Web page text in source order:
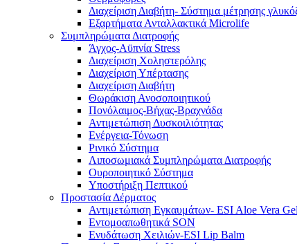
Διαχείριση Διαβήτη- Σύστημα μέτρησης
Εξαρτήματα Ανταλλακτικά Microlife
Συμπληρώματα Διατροφής
Άγχος-Αϋπνία Stress
Διαχείριση Χοληστερόλης
Διαχείριση Υπέρτασης
Διαχείριση Διαβήτη
Θωράκιση Ανοσοποιητικού
Πονόλαιμος-Βήχας-Βραχνάδα
Αντιμετώπιση Δυσκοιλιότητας
Eνέργεια-Τόνωση
Ρινικό Σύστημα
Λιποσωμιακά Συμπληρώματα Διατροφής
Ουροποιητικό Σύστημα
Υποστήριξη Πεπτικού
Προστασία Δέρματος
Αντιμετώπιση Εγκαυμάτων- ESI Aloe Vera Gel
Εντομοαπωθητικά SON
Ενυδάτωση Χειλιών-ESI Lip Balm